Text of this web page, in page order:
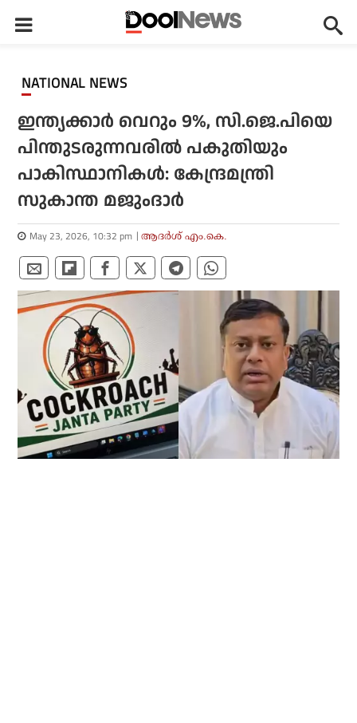
NATIONAL NEWS
ഇന്ത്യക്കാര്‍ വെറും 9%, സി.ജെ.പിയെ
പിന്തുടരുന്നവരില്‍ പകുതിയും
പാകിസ്ഥാനികള്‍: കേന്ദ്രമന്ത്രി
സുകാന്ത മജുംദാര്‍
May 23, 2026, 10:32 pm ആദർശ് എം.കെ.